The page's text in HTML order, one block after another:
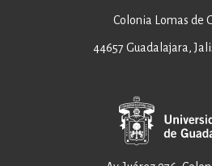
Colonia Lomas de
44657 Guadalajara,